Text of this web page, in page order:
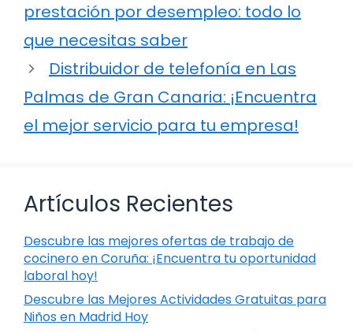
prestación por desempleo: todo lo
que necesitas saber
Distribuidor de telefonía en Las
Palmas de Gran Canaria: ¡Encuentra
el mejor servicio para tu empresa!
Artículos Recientes
Descubre las mejores ofertas de trabajo de
cocinero en Coruña: ¡Encuentra tu oportunidad
laboral hoy!
Descubre las Mejores Actividades Gratuitas para
Niños en Madrid Hoy